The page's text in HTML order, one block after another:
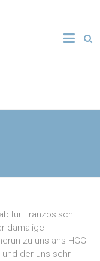
Französisch
damalige
zu uns ans HGG
der uns sehr